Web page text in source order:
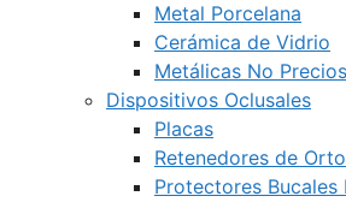
Metal Porcelana
Cerámica de Vidrio
Metálicas No
Dispositivos Oclusales
Placas
Retenedores de
Protectores